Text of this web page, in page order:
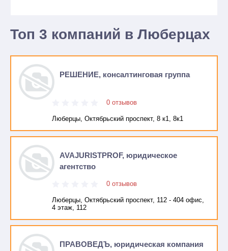
Топ 3 компаний в Люберцах
РЕШЕНИЕ, консалтинговая группа
0 отзывов
Люберцы, Октябрьский проспект, 8 к1, 8к1
AVAJURISTPROF, юридическое
агентство
0 отзывов
Люберцы, Октябрьский проспект, 112 - 404 офис,
4 этаж, 112
ПРАВОВЕДЪ, юридическая компания